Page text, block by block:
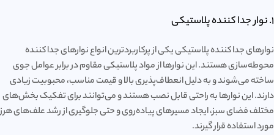
1. نوار جدا کننده پلاستیکی
نوارهای جدا کننده پلاستیکی یکی از پرکاربردترین انواع نوارهای جدا کننده
محوطه‌سازی هستند. این نوارها از مواد پلاستیکی مقاوم در برابر عوامل جوی
ساخته می‌شوند و به دلیل انعطاف‌پذیری بالا و قیمت مناسب، محبوبیت زیادی
دارند. این نوارها به راحتی قابل نصب هستند و می‌توانند برای تفکیک بخش‌های
مختلف فضای سبز، ایجاد مسیرهای پیاده‌روی و حتی جلوگیری از رشد علف‌های هرز
مورد استفاده قرار گیرند.